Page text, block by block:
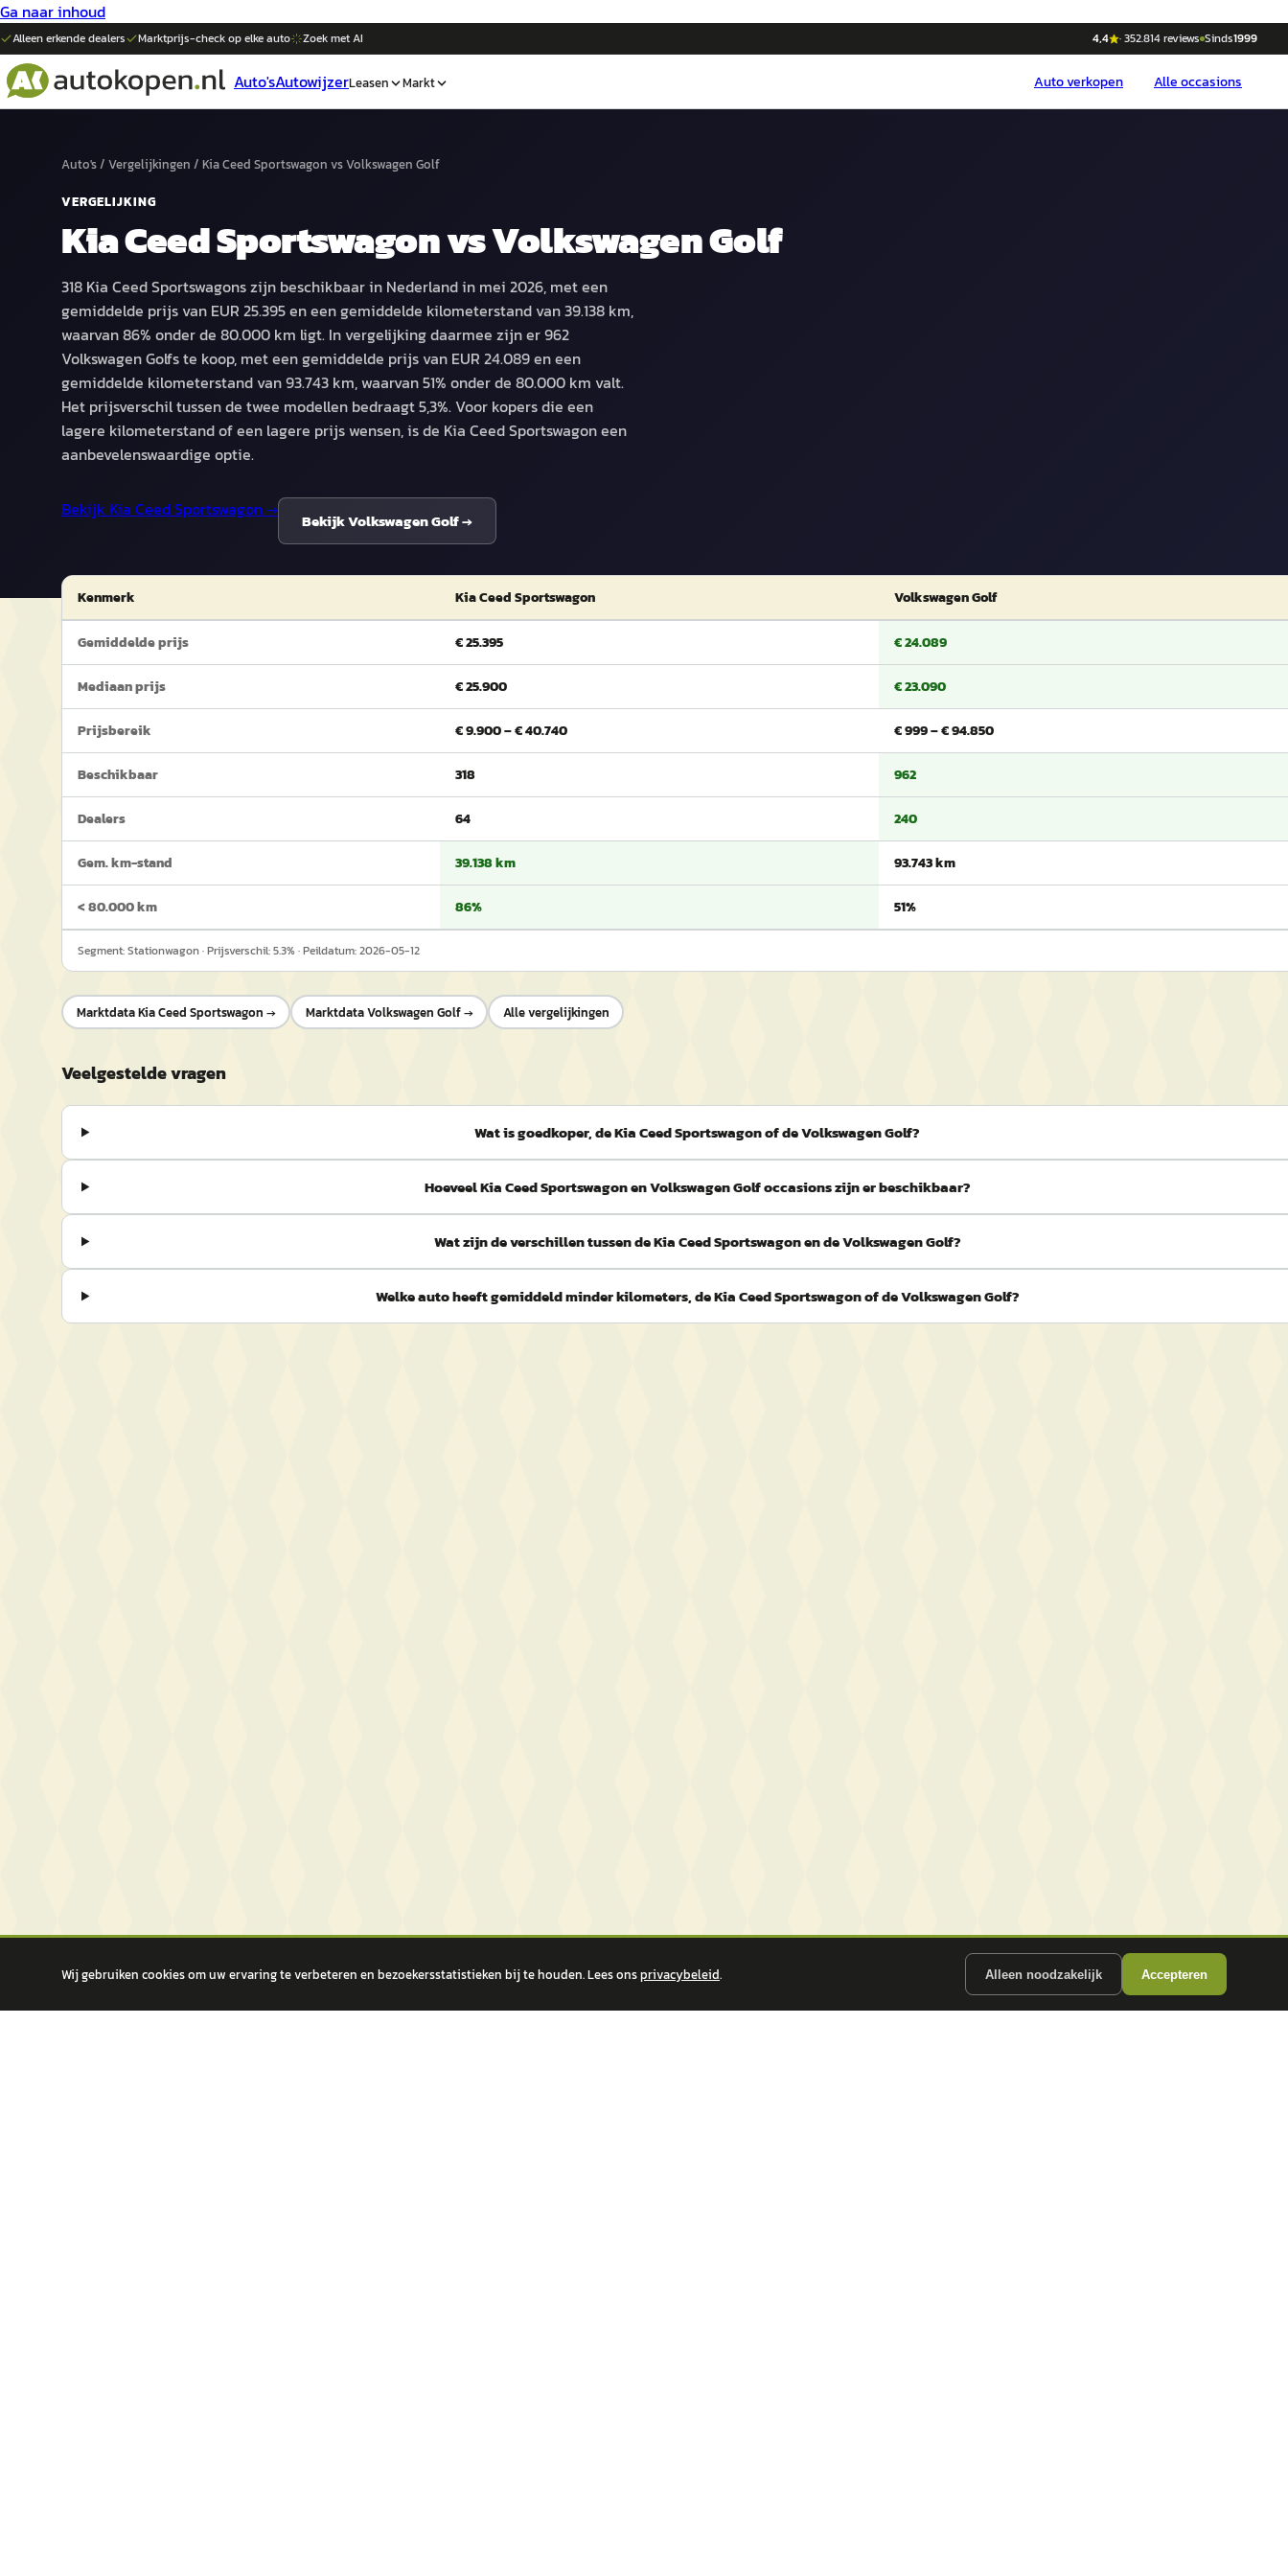
Ga naar inhoud
Alleen erkende dealers Marktprijs-check op elkeauto Zoek met AI 4,4 ·352.814reviews Sinds1999
Auto'sAutowijzerLeasen Markt Autoverkopen Alle occasions
Auto's/ Vergelijkingen / Kia Ceed Sportswagon vsVolkswagen Golf
VERGELIJKING
Kia Ceed SportswagonvsVolkswagen Golf
318 Kia Ceed Sportswagons zijn beschikbaar in Nederland in mei 2026, met een
gemiddelde prijs van EUR 25.395 en een gemiddelde kilometerstand van 39.138 km,
waarvan 86% onder de 80.000 km ligt. In vergelijking daarmee zijn er 962
Volkswagen Golfs te koop, met een gemiddelde prijs van EUR 24.089 en een
gemiddelde kilometerstand van 93.743 km, waarvan 51% onder de 80.000 km valt.
Het prijsverschil tussen de twee modellen bedraagt 5,3%. Voor kopers die een
lagere kilometerstand of een lagere prijs wensen, is de Kia Ceed Sportswagon een
aanbevelenswaardige optie.
Bekijk Kia Ceed Sportswagon→
BekijkVolkswagen Golf→
Kenmerk Kia Ceed Sportswagon Volkswagen Golf
Gemiddelde prijs € 25.395 € 24.089
Mediaan prijs € 25.900 € 23.090
Prijsbereik € 9.900 – € 40.740 € 999 – € 94.850
Beschikbaar 318 962
Dealers 64 240
Gem. km-stand 39.138 km 93.743 km
< 80.000 km 86% 51%
Segment:Stationwagon· Prijsverschil:5.3% · Peildatum:2026-05-12
MarktdataKia Ceed Sportswagon → MarktdataVolkswagen Golf→ Alle vergelijkingen
Veelgestelde vragen
Wat is goedkoper, de Kia Ceed Sportswagon of de Volkswagen Golf?
Hoeveel Kia Ceed Sportswagon en Volkswagen Golf occasions zijn er beschikbaar?
Wat zijn de verschillen tussen de Kia Ceed Sportswagon en de Volkswagen Golf?
Welke auto heeft gemiddeld minder kilometers, de Kia Ceed Sportswagon of de Volkswagen Golf?
Wij gebruiken cookies om uw ervaring te verbeteren en bezoekersstatistieken bij te houden. Lees onsprivacybeleid. Alleen noodzakelijk Accepteren